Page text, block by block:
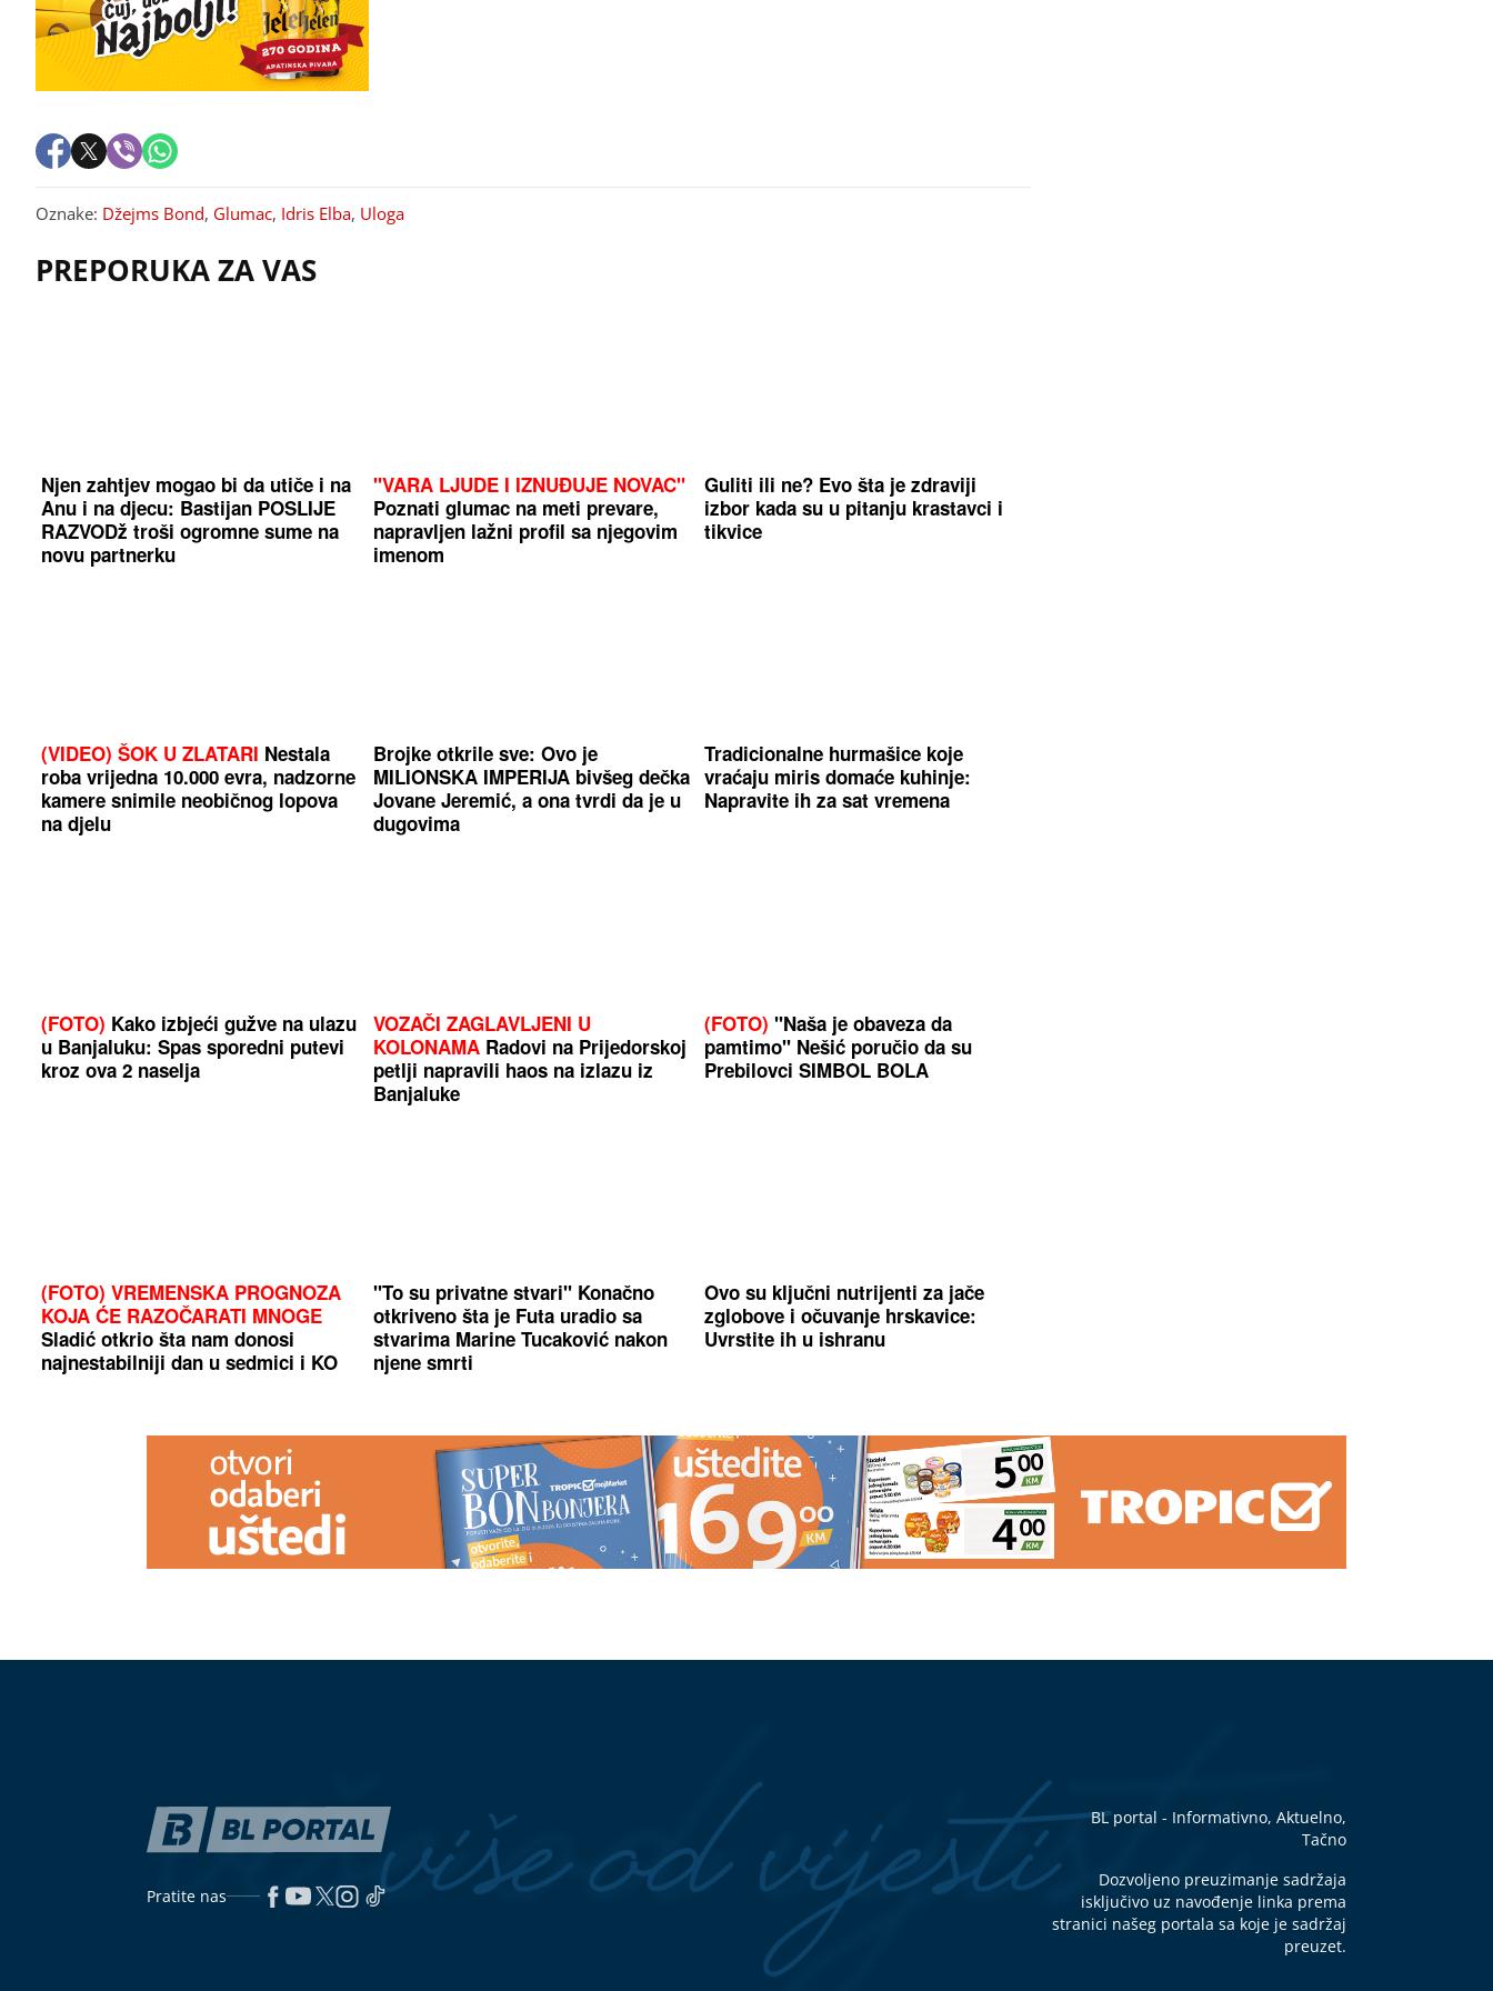
Oznake: Džejms Bond, Glumac, Idris Elba, Uloga
PREPORUKA ZA VAS
Njen zahtjev mogao bi da utiče i na
Anu i na djecu: Bastijan POSLIJE
RAZVODž troši ogromne sume na
novu partnerku
"VARA LJUDE I IZNUĐUJE NOVAC"
Poznati glumac na meti prevare,
napravljen lažni profil sa njegovim
imenom
Guliti ili ne? Evo šta je zdraviji
izbor kada su u pitanju krastavci i
tikvice
(VIDEO) ŠOK U ZLATARI Nestala
roba vrijedna 10.000 evra, nadzorne
kamere snimile neobičnog lopova
na djelu
Brojke otkrile sve: Ovo je
MILIONSKA IMPERIJA bivšeg dečka
Jovane Jeremić, a ona tvrdi da je u
dugovima
Tradicionalne hurmašice koje
vraćaju miris domaće kuhinje:
Napravite ih za sat vremena
(FOTO) Kako izbjeći gužve na ulazu
u Banjaluku: Spas sporedni putevi
kroz ova 2 naselja
VOZAČI ZAGLAVLJENI U
KOLONAMARadovi na Prijedorskoj
petlji napravili haos na izlazu iz
Banjaluke
(FOTO) "Naša je obaveza da
pamtimo" Nešić poručio da su
Prebilovci SIMBOL BOLA
(FOTO) VREMENSKA PROGNOZA
KOJA ĆE RAZOČARATI MNOGE
Sladić otkrio šta nam donosi
najnestabilniji dan u sedmici i KO
"To su privatne stvari" Konačno
otkriveno šta je Futa uradio sa
stvarima Marine Tucaković nakon
njene smrti
Ovo su ključni nutrijenti za jače
zglobove i očuvanje hrskavice:
Uvrstite ih u ishranu
Pratite nas
BL portal - Informativno, Aktuelno,
Tačno
Dozvoljeno preuzimanje sadržaja
isključivo uz navođenje linka prema
stranici našeg portala sa koje je sadržaj
preuzet.